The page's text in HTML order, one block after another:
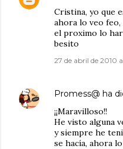
Cristina, yo que
ahora lo veo
el proximo lo
besito
27 de abril de 2010 a
Promess@ ha
¡¡Maravilloso!!
He visto alguna
y siempre he
se hacía, ahora